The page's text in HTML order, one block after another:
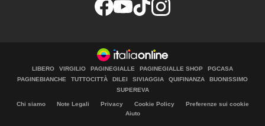
LIBERO VIRGILIO PAGINEGIALLE PAGINEGIALLE SHOP
PGCASA
PAGINEBIANCHE
TUTTOCITTÀ DILEI SIVIAGGIA QUIFINANZA
BUONISSIMO
SUPEREVA
Chi siamo Note Legali Privacy Cookie Policy
Preferenze sui cookie
Aiuto